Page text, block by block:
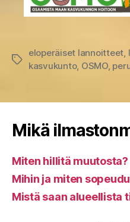
Avainsanat
eloperäiset lannoitteet,
kasvukunto, OSMO,
Mikä
Miten hillitä muutosta?
Mihin ja miten
Mistä saan alueellista